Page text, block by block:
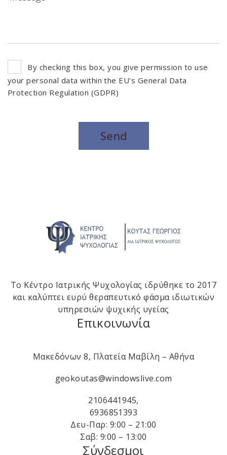
By checking this box, you give permission to use
your personal data within the EU's General Data
Protection Regulation (GDPR)
Send
Το Κέντρο Ιατρικής Ψυχολογίας ιδρύθηκε το 2017
και καλύπτει ευρύ θεραπευτικό φάσμα ιδιωτικών
υπηρεσιών ψυχικής υγείας
Επικοινωνία
Μακεδόνων 8, Πλατεία Μαβίλη – Αθήνα
geokoutas@windowslive.com
2106441945,
6936851393
Δευ-Παρ: 9:00 – 21:00
Σαβ: 9:00 – 13:00
Σύνδεσμοι